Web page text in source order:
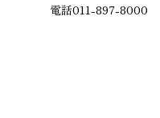
電話011-897-8000